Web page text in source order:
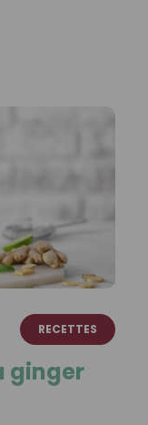
RECETTES
ginger